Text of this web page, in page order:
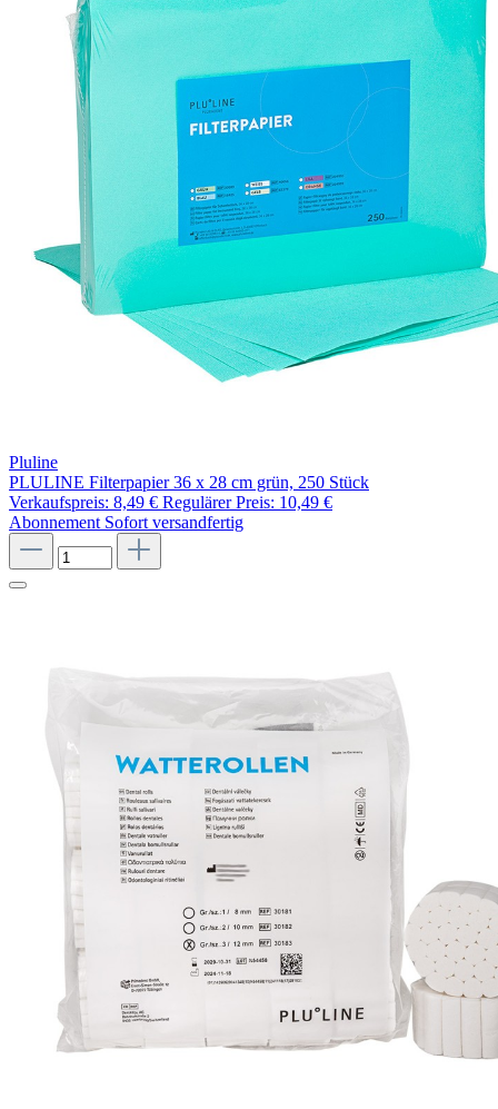
Pluline
PLULINE Filterpapier 36 x 28 cm grün, 250 Stück
Verkaufspreis: 8,49 € Regulärer Preis: 10,49 €
Abonnement Sofort versandfertig